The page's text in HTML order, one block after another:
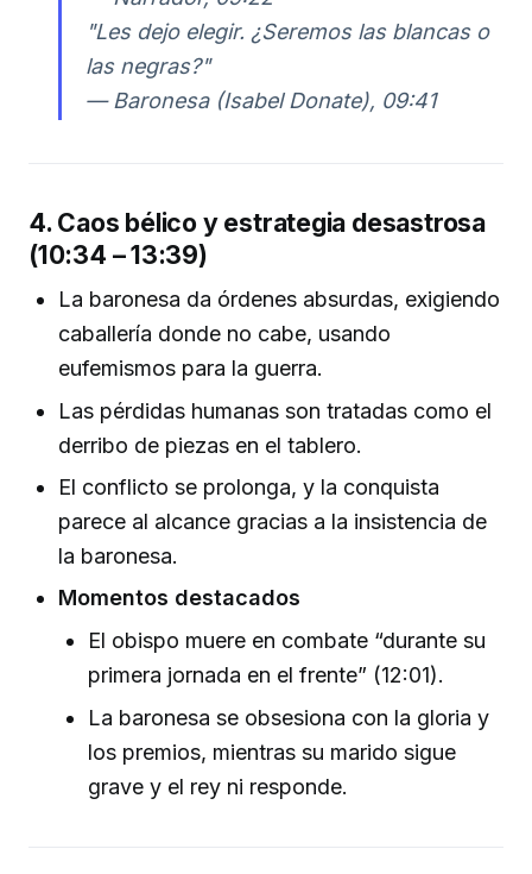
"Les dejo elegir. ¿Seremos las blancas o
las negras?"
— Baronesa (Isabel Donate), 09:41
4. Caos bélico y estrategia desastrosa
(10:34 – 13:39)
La baronesa da órdenes absurdas, exigiendo
caballería donde no cabe, usando
eufemismos para la guerra.
Las pérdidas humanas son tratadas como el
derribo de piezas en el tablero.
El conflicto se prolonga, y la conquista
parece al alcance gracias a la insistencia de
la baronesa.
Momentos destacados
El obispo muere en combate “durante su
primera jornada en el frente” (12:01).
La baronesa se obsesiona con la gloria y
los premios, mientras su marido sigue
grave y el rey ni responde.